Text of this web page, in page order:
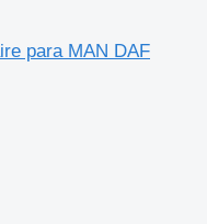
para MAN DAF